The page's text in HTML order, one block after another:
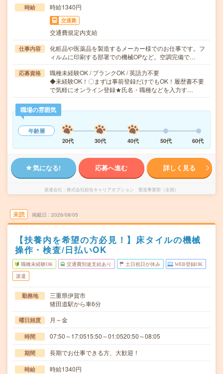
時給 時給1340円
交通費
交通費規定内支給
仕事内容
化粧品や医薬品を製造するメーカー様でのお仕事です。フ
ィルムに印刷する部署での機械OPなど。空調完備で…
応募資格
職種未経験OK / ブランクOK / 英語力不要
◆未経験OK！〇まずは事前登録だけでもOK！履歴書不要
で気軽にオンライン登録★氏名・職種などを入力す…
職場の雰囲気
年齢層
20代
30代 40代 50代 60代
気になる! 応募へ進む 詳しく見る
派遣会社 株式会社綜合キャリアオプション 製造事業部（全国）
未読 掲載日 2026/08/05
【扶養内を希望の方必見！】床タイルの機械
操作・検査/日払いOK
職種未経験OK 交通費別途支給あり 土日祝日が休み WEB登録OK
派遣
勤務地
三重県伊賀市
猪田道駅から車6分
曜日頻度 月～金
時間 07:50～17:0515:50～01:0520:50～08:05
期間 長期でお仕事できる方、大歓迎！
時給 時給1340円